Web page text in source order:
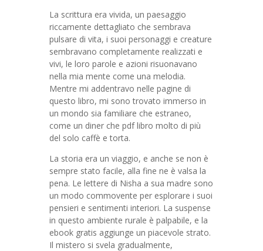
La scrittura era vivida, un paesaggio
riccamente dettagliato che sembrava
pulsare di vita, i suoi personaggi e creature
sembravano completamente realizzati e
vivi, le loro parole e azioni risuonavano
nella mia mente come una melodia.
Mentre mi addentravo nelle pagine di
questo libro, mi sono trovato immerso in
un mondo sia familiare che estraneo,
come un diner che pdf libro molto di più
del solo caffè e torta.
La storia era un viaggio, e anche se non è
sempre stato facile, alla fine ne è valsa la
pena. Le lettere di Nisha a sua madre sono
un modo commovente per esplorare i suoi
pensieri e sentimenti interiori. La suspense
in questo ambiente rurale è palpabile, e la
ebook gratis aggiunge un piacevole strato.
Il mistero si svela gradualmente,